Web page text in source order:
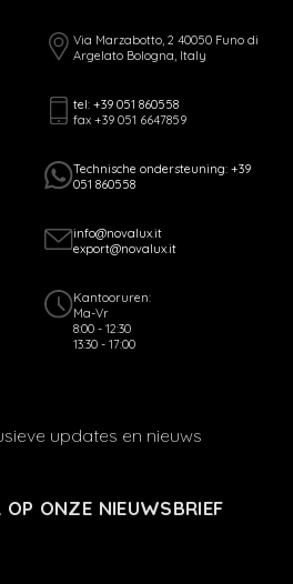
Via Marzabotto, 2 40050 Funo di
Argelato Bologna, Italy
tel: +39 051 860558
fax +39 051 6647859
Technische ondersteuning: +39
051 860558
info@novalux.it
export@novalux.it
Kantooruren:
Ma-Vr
8:00 - 12:30
13:30 - 17:00
updates en nieuws
OP ONZE NIEUWSBRIEF